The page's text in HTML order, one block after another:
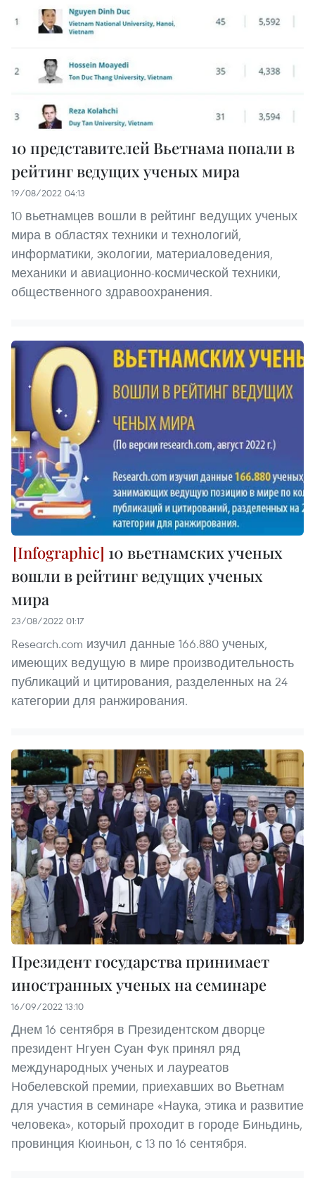
10 представителей Вьетнама попали в
рейтинг ведущих ученых мира
19/08/2022 04:13
10 вьетнамцев вошли в рейтинг ведущих ученых
мира в областях техники и технологий,
информатики, экологии, материаловедения,
механики и авиационно-космической техники,
общественного здравоохранения.
10 вьетнамских ученых
вошли в рейтинг ведущих ученых
мира
23/08/2022 01:17
Research.com изучил данные 166.880 ученых,
имеющих ведущую в мире производительность
публикаций и цитирования, разделенных на 24
категории для ранжирования.
Президент государства принимает
иностранных ученых на семинаре
16/09/2022 13:10
Днем 16 сентября в Президентском дворце
президент Нгуен Суан Фук принял ряд
международных ученых и лауреатов
Нобелевской премии, приехавших во Вьетнам
для участия в семинаре «Наука, этика и развитие
человека», который проходит в городе Биньдинь,
провинция Кюиньон, с 13 по 16 сентября.